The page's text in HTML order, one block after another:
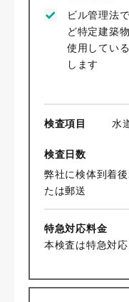
ビル管理法
ど特定建築
使用してい
します
検査項目 水
検査日数
弊社に検体到着
たは郵送
特急対応料金
本検査は特急対